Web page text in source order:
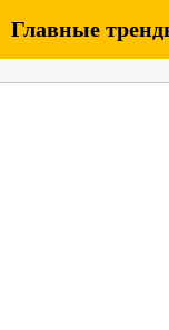
Главные